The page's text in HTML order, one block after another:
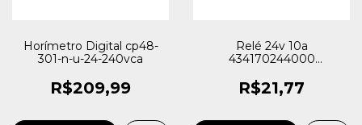
Horímetro Digital cp48-
301-n-u-24-240vca
R$209,99
Relé 24v 10a
434170244000
R$21,77